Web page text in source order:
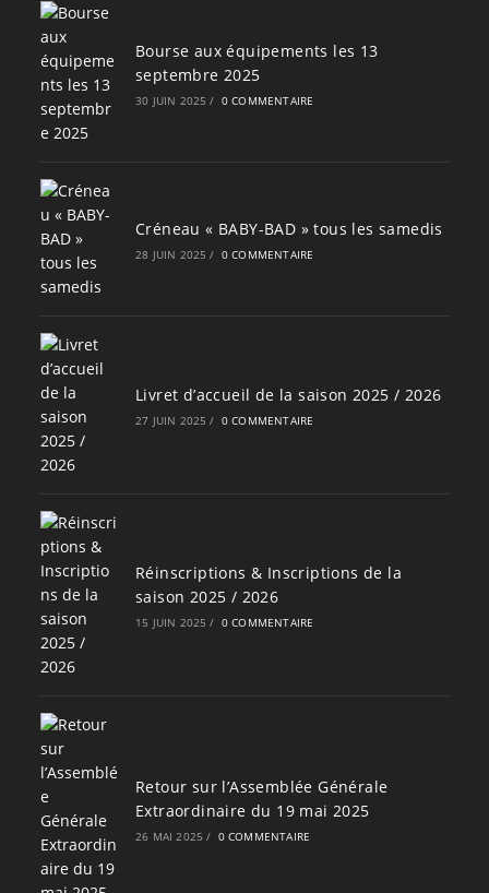
Bourse aux équipements les 13
septembre 2025
30 JUIN 2025 / 0 COMMENTAIRE
Créneau « BABY-BAD » tous les samedis
28 JUIN 2025 / 0 COMMENTAIRE
Livret d’accueil de la saison 2025 / 2026
27 JUIN 2025 / 0 COMMENTAIRE
Réinscriptions & Inscriptions de la
saison 2025 / 2026
15 JUIN 2025 / 0 COMMENTAIRE
Retour sur l’Assemblée Générale
Extraordinaire du 19 mai 2025
26 MAI 2025 / 0 COMMENTAIRE